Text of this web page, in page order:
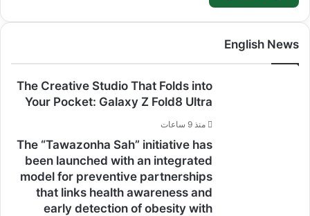
English News
The Creative Studio That Folds into
Your Pocket: Galaxy Z Fold8 Ultra
منذ 9 ساعات
The “Tawazonha Sah” initiative has
been launched with an integrated
model for preventive partnerships
that links health awareness and
early detection of obesity with